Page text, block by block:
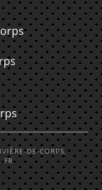
DE-CORPS,
FR